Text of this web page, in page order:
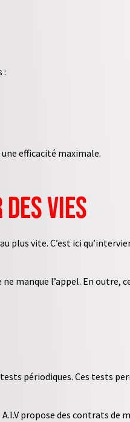
:
efficacité maximale.
vies
plus vite. C’est ici
manque l’appel. En
périodiques. Ces tests
propose des contrats de